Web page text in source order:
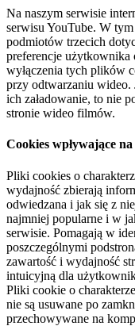
Na naszym serwisie
serwisu YouTube. W
podmiotów trzecich
preferencje użytkownika
wyłączenia tych plików
przy odtwarzaniu
ich załadowanie, to nie
stronie wideo filmów.
Cookies wpływające
Pliki cookies o
wydajność zbierają
odwiedzana i jak się z
najmniej popularne i w
serwisie. Pomagają w
poszczególnymi
zawartość i wydajność
intuicyjną dla
Pliki cookie o
nie są usuwane po
przechowywane na